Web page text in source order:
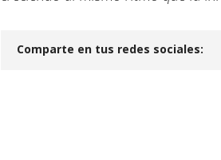
Comparte en tus redes sociales: